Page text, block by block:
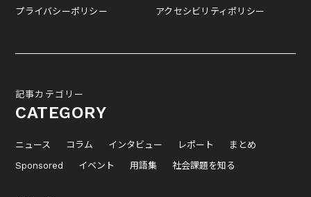
プライバシーポリシー アクセシビリティポリシー
記事カテゴリー
CATEGORY
ニュース コラム インタビュー レポート
まとめ
Sponsored
イベント 用語集 社会課題を知る